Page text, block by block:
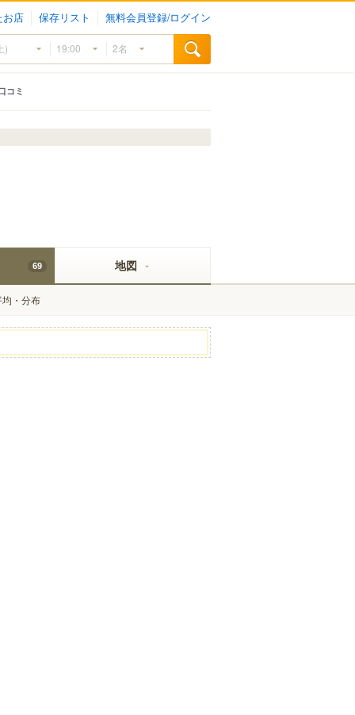
お店 保存リスト 無料会員登録/ログイン
コミ
69
均・分布
地図